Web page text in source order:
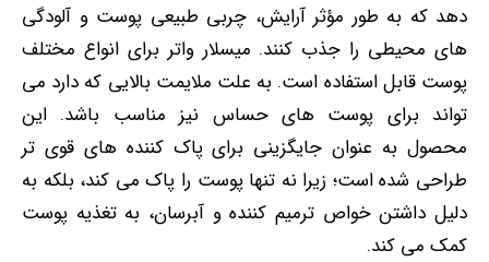
دهد که به‌ طور مؤثر آرایش، چربی طبیعی پوست و آلودگی
‌های محیطی را جذب کنند. میسلار واتر برای انواع مختلف
پوست قابل استفاده است. به علت ملایمت بالایی که دارد می
‌تواند برای پوست‌ های حساس نیز مناسب باشد. این
محصول به ‌عنوان جایگزینی برای پاک‌ کننده ‌های قوی ‌تر
طراحی شده است؛ زیرا نه تنها پوست را پاک می ‌کند، بلکه به
دلیل داشتن خواص ترمیم ‌کننده و آبرسان، به تغذیه پوست
کمک می ‌کند.